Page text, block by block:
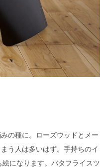
の種に。ローズウッドとメー
う人は多いはず。手持ちのイ
になります。バタフライスツ